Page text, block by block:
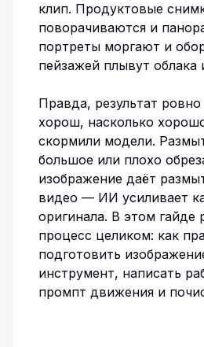
клип. Продуктовые
поворачиваются и
портреты моргают и
пейзажей плывут облака
Правда, результат ровно
хорош, насколько
скормили модели.
большое или плохо
изображение даёт
видео — ИИ усиливает
оригинала. В этом гайде
процесс целиком: как
подготовить
инструмент, написать
промпт движения и